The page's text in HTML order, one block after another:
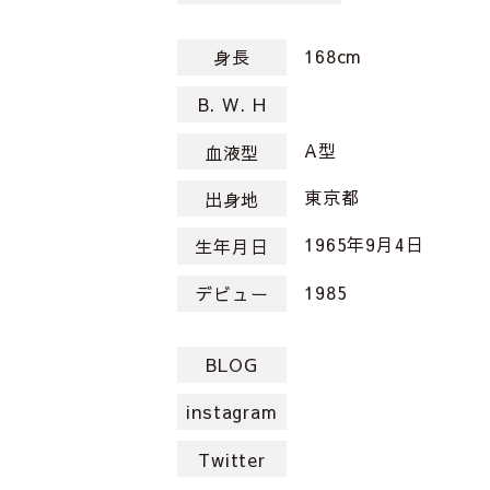
身長 168cm
B. W. H
血液型
A型
出身地 東京都
生年月日 1965年9月4日
デビュー 1985
BLOG
instagram
Twitter